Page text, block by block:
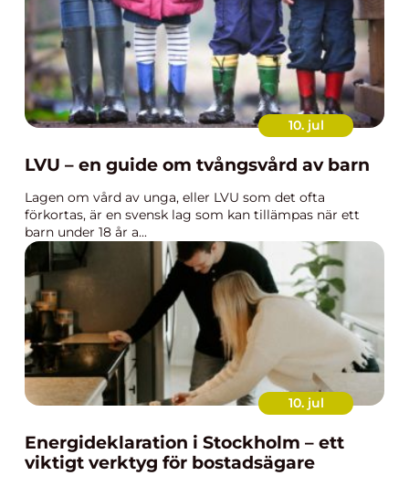
10. jul
LVU – en guide om tvångsvård av barn
Lagen om vård av unga, eller LVU som det ofta
förkortas, är en svensk lag som kan tillämpas när ett
barn under 18 år a...
10. jul
Energideklaration i Stockholm – ett
viktigt verktyg för bostadsägare